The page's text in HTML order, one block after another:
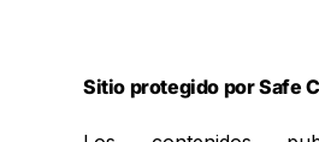
Sitio protegido por Safe